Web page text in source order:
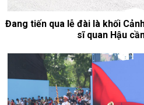
Đang tiến qua lễ đài là khối
sĩ quan Hậu